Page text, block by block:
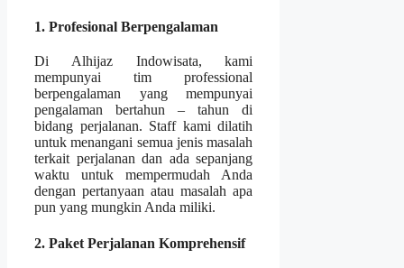
1. Profesional Berpengalaman
Di Alhijaz Indowisata, kami
mempunyai tim professional
berpengalaman yang mempunyai
pengalaman bertahun – tahun di
bidang perjalanan. Staff kami dilatih
untuk menangani semua jenis masalah
terkait perjalanan dan ada sepanjang
waktu untuk mempermudah Anda
dengan pertanyaan atau masalah apa
pun yang mungkin Anda miliki.
2. Paket Perjalanan Komprehensif